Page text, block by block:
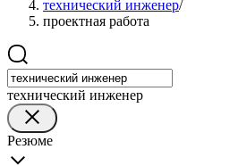
технический инженер/
проектная работа
технический инженер
Резюме